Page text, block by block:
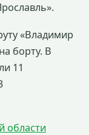
«Владимир
борту. В
11
области